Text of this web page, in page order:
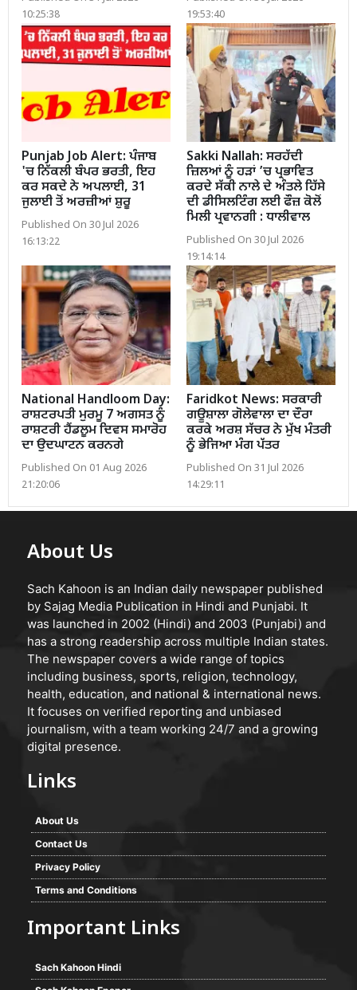
10:25:38
19:53:40
Punjab Job Alert: ਪੰਜਾਬ
'ਚ ਨਿੱਕਲੀ ਬੰਪਰ ਭਰਤੀ, ਇਹ
ਕਰ ਸਕਦੇ ਨੇ ਅਪਲਾਈ, 31
ਜੁਲਾਈ ਤੋਂ ਅਰਜ਼ੀਆਂ ਸ਼ੁਰੂ
Published On 30 Jul 2026
16:13:22
Sakki Nallah: ਸਰਹੱਦੀ
ਜ਼ਿਲਆਂ ਨੂੰ ਹੜਾਂ ’ਚ ਪ੍ਰਭਾਵਿਤ
ਕਰਦੇ ਸੱਕੀ ਨਾਲੇ ਦੇ ਅੰਤਲੇ ਹਿੱਸੇ
ਦੀ ਡੀਸਿਲਟਿੰਗ ਲਈ ਫੌਜ਼ ਕੋਲੋਂ
ਮਿਲੀ ਪ੍ਰਵਾਨਗੀ : ਧਾਲੀਵਾਲ
Published On 30 Jul 2026
19:14:14
National Handloom Day:
ਰਾਸ਼ਟਰਪਤੀ ਮੁਰਮੂ 7 ਅਗਸਤ ਨੂੰ
ਰਾਸ਼ਟਰੀ ਹੈਂਡਲੂਮ ਦਿਵਸ ਸਮਾਰੋਹ
ਦਾ ਉਦਘਾਟਨ ਕਰਨਗੇ
Published On 01 Aug 2026
21:20:06
Faridkot News: ਸਰਕਾਰੀ
ਗਊਸ਼ਾਲਾ ਗੋਲੇਵਾਲਾ ਦਾ ਦੌਰਾ
ਕਰਕੇ ਅਰਸ਼ ਸੱਚਰ ਨੇ ਮੁੱਖ ਮੰਤਰੀ
ਨੂੰ ਭੇਜਿਆ ਮੰਗ ਪੱਤਰ
Published On 31 Jul 2026
14:29:11
About Us
Sach Kahoon is an Indian daily newspaper published
by Sajag Media Publication in Hindi and Punjabi. It
was launched in 2002 (Hindi) and 2003 (Punjabi) and
has a strong readership across multiple Indian states.
The newspaper covers a wide range of topics
including business, sports, religion, technology,
health, education, and national & international news.
It focuses on verified reporting and unbiased
journalism, with a team working 24/7 and a growing
digital presence.
Links
About Us
Contact Us
Privacy Policy
Terms and Conditions
Important Links
Sach Kahoon Hindi